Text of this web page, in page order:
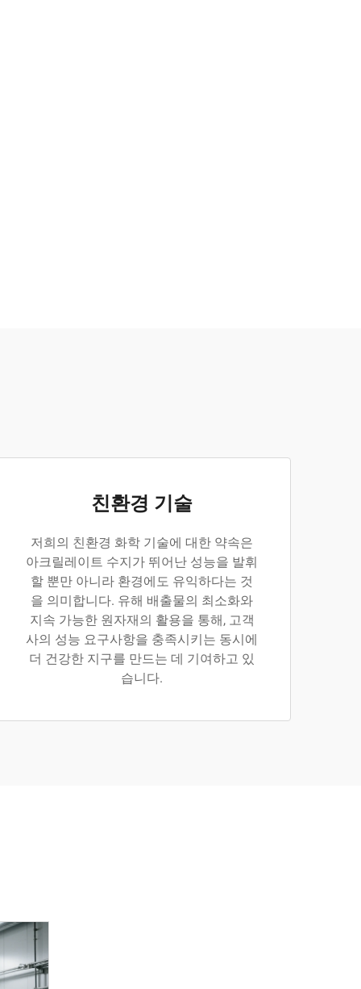
친환경 기술
저희의 친환경 화학 기술에 대한 약속은
아크릴레이트 수지가 뛰어난 성능을 발휘
할 뿐만 아니라 환경에도 유익하다는 것
을 의미합니다. 유해 배출물의 최소화와
지속 가능한 원자재의 활용을 통해, 고객
사의 성능 요구사항을 충족시키는 동시에
더 건강한 지구를 만드는 데 기여하고 있
습니다.